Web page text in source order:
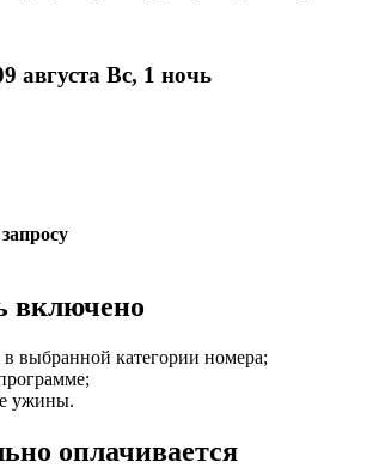
августа Вс, 1 ночь
включено
выбранной категории номера;
ужины.
оплачивается